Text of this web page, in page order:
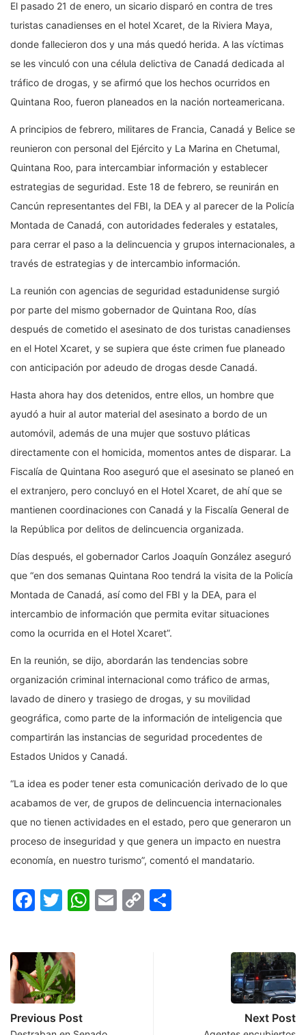
El pasado 21 de enero, un sicario disparó en contra de tres
turistas canadienses en el hotel Xcaret, de la Riviera Maya,
donde fallecieron dos y una más quedó herida. A las víctimas
se les vinculó con una célula delictiva de Canadá dedicada al
tráfico de drogas, y se afirmó que los hechos ocurridos en
Quintana Roo, fueron planeados en la nación norteamericana.
A principios de febrero, militares de Francia, Canadá y Belice se
reunieron con personal del Ejército y La Marina en Chetumal,
Quintana Roo, para intercambiar información y establecer
estrategias de seguridad. Este 18 de febrero, se reunirán en
Cancún representantes del FBI, la DEA y al parecer de la Policía
Montada de Canadá, con autoridades federales y estatales,
para cerrar el paso a la delincuencia y grupos internacionales, a
través de estrategias y de intercambio información.
La reunión con agencias de seguridad estadunidense surgió
por parte del mismo gobernador de Quintana Roo, días
después de cometido el asesinato de dos turistas canadienses
en el Hotel Xcaret, y se supiera que éste crimen fue planeado
con anticipación por adeudo de drogas desde Canadá.
Hasta ahora hay dos detenidos, entre ellos, un hombre que
ayudó a huir al autor material del asesinato a bordo de un
automóvil, además de una mujer que sostuvo pláticas
directamente con el homicida, momentos antes de disparar. La
Fiscalía de Quintana Roo aseguró que el asesinato se planeó en
el extranjero, pero concluyó en el Hotel Xcaret, de ahí que se
mantienen coordinaciones con Canadá y la Fiscalía General de
la República por delitos de delincuencia organizada.
Días después, el gobernador Carlos Joaquín González aseguró
que “en dos semanas Quintana Roo tendrá la visita de la Policía
Montada de Canadá, así como del FBI y la DEA, para el
intercambio de información que permita evitar situaciones
como la ocurrida en el Hotel Xcaret”.
En la reunión, se dijo, abordarán las tendencias sobre
organización criminal internacional como tráfico de armas,
lavado de dinero y trasiego de drogas, y su movilidad
geográfica, como parte de la información de inteligencia que
compartirán las instancias de seguridad procedentes de
Estados Unidos y Canadá.
“La idea es poder tener esta comunicación derivado de lo que
acabamos de ver, de grupos de delincuencia internacionales
que no tienen actividades en el estado, pero que generaron un
proceso de inseguridad y que genera un impacto en nuestra
economía, en nuestro turismo”, comentó el mandatario.
Facebook
Twitter
WhatsApp
Email
Copy
Previous Post Next Post